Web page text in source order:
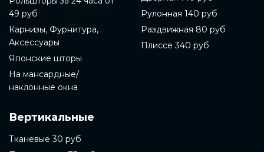
49 руб
Карнизы, Фурнитура,
Аксессуары
Японские шторы
На мансардные/
наклонные окна
Вертикальные
Тканевые 30 руб
Рулонная 140 руб
Раздвижная 80 руб
Плиссе 340 руб